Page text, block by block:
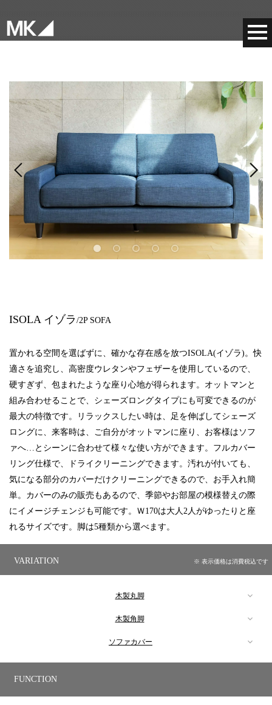
ISOLA イゾラ /2P SOFA
置かれる空間を選ばずに、確かな存在感を放つISOLA(イゾラ)。快
適さを追究し、高密度ウレタンやフェザーを使用しているので、
硬すぎず、包まれたような座り心地が得られます。 オットマンと
組み合わせることで、シェーズロングタイプにも可変できるのが
最大の特徴です。リラックスしたい時は、足を伸ばしてシェーズ
ロングに、 来客時は、ご自分がオットマンに座り、お客様はソフ
ァへ…とシーンに合わせて様々な使い方ができます。 フルカバー
リング仕様で、ドライクリーニングできます。 汚れが付いても、
気になる部分のカバーだけクリーニングできるので、 お手入れ簡
単。カバーのみの販売もあるので、季節やお部屋の模様替えの際
にイメージチェンジも可能です。 Ｗ170は大人2人がゆったりと座
れるサイズです。 脚は5種類から選べます。
VARIATION ※ 表示価格は消費税込です
木製丸脚
ILA-032 NGY/NLG/NIB/NBE/ALG/AGY +FBR / FNA / FBK
color:グレー/ライトグレー/
ー
木製角脚
ソファカバー
【ファブリック】
FUNCTION